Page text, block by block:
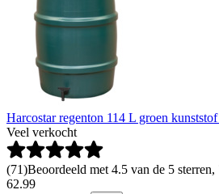
Harcostar regenton 114 L groen
Veel verkocht
(71)Beoordeeld met 4.5 van de 5
62.99